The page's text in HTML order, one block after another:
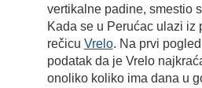
vertikalne padine, smestio
Kada se u Perućac ulazi iz
rečicu Vrelo. Na prvi
podatak da je Vrelo
onoliko koliko ima dana u